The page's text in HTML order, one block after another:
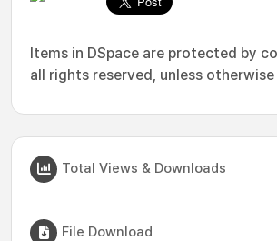
Items in DSpace are protected by
all rights reserved, unless
Total Views & Downloads
File Download